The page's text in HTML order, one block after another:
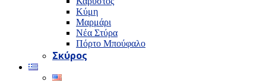
Κύμη
Μαρμάρι
Νέα Στύρα
Πόρτο Μπούφαλο
Σκύρος